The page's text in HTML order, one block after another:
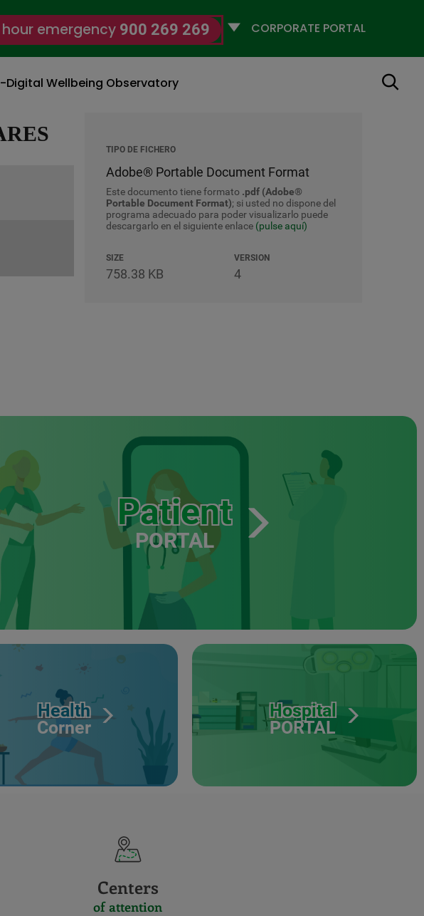
hour emergency 900 269 269
Selecciona
Digital Wellbeing Observatory Search
TIPO DE FICHERO
Adobe® Portable Document Format
Este documento tiene formato .pdf (Adobe®
Portable Document Format); si usted no dispone del
programa adecuado para poder visualizarlo puede
descargarlo en el siguiente enlace (pulse aquí)
SIZE
758.38 KB
VERSION
4
Patient
PORTAL
Health
Corner
Hospital
PORTAL
Centers
of attention